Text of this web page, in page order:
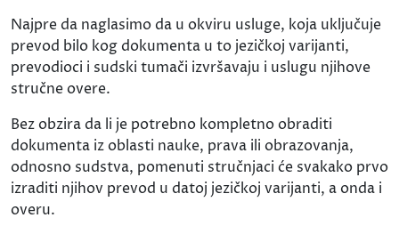
Najpre da naglasimo da u okviru usluge, koja uključuje
prevod bilo kog dokumenta u to jezičkoj varijanti,
prevodioci i sudski tumači izvršavaju i uslugu njihove
stručne overe.
Bez obzira da li je potrebno kompletno obraditi
dokumenta iz oblasti nauke, prava ili obrazovanja,
odnosno sudstva, pomenuti stručnjaci će svakako prvo
izraditi njihov prevod u datoj jezičkoj varijanti, a onda i
overu.